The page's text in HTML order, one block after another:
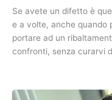
Se avete un difetto è
e a volte, anche quando
portare ad un
confronti, senza curarvi